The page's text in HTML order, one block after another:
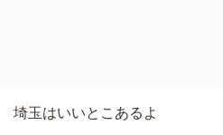
埼玉はいいとこあるよ